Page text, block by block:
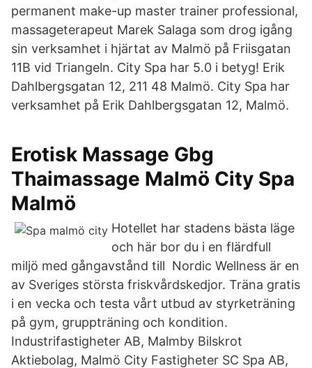
permanent make-up master trainer professional,
massageterapeut Marek Salaga som drog igång
sin verksamhet i hjärtat av Malmö på Friisgatan
11B vid Triangeln. City Spa har 5.0 i betyg! Erik
Dahlbergsgatan 12, 211 48 Malmö. City Spa har
verksamhet på Erik Dahlbergsgatan 12, Malmö.
Erotisk Massage Gbg
Thaimassage Malmö City Spa
Malmö
Hotellet har stadens bästa läge
och här bor du i en flärdfull
miljö med gångavstånd till Nordic Wellness är en
av Sveriges största friskvårdskedjor. Träna gratis
i en vecka och testa vårt utbud av styrketräning
på gym, gruppträning och kondition.
Industrifastigheter AB, Malmby Bilskrot
Aktiebolag, Malmö City Fastigheter SC Spa AB,